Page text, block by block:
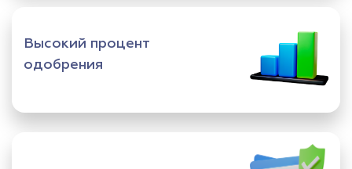
Высокий процент
одобрения